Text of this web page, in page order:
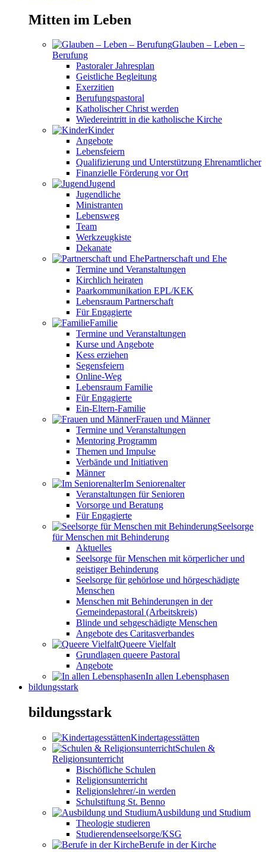
Mitten im Leben
Glauben – Leben –
Berufung
Pastoraler Jahresplan
Geistliche Begleitung
Exerzitien
Berufungspastoral
Katholischer Christ werden
Wiedereintritt in die katholische Kirche
Kinder
Angebote
Lebensfeiern
Qualifizierung und Unterstützung Ehrenamtlicher
Finanzielle Förderung vor Ort
Jugend
Jugendliche
Ministranten
Lebensweg
Team
Werkzeugkiste
Dekanate
Partnerschaft und Ehe
Termine und Veranstaltungen
Kirchlich heiraten
Paarkommunikation EPL/KEK
Lebensraum Partnerschaft
Für Engagierte
Familie
Termine und Veranstaltungen
Kurse und Angebote
Kess erziehen
Segensfeiern
Online-Weg
Lebensraum Familie
Für Engagierte
Ein-Eltern-Familie
Frauen und Männer
Termine und Veranstaltungen
Mentoring Programm
Themen und Impulse
Verbände und Initiativen
Männer
Im Seniorenalter
Veranstaltungen für Senioren
Vorsorge und Beratung
Für Engagierte
Seelsorge
für Menschen mit Behinderung
Aktuelles
Seelsorge für Menschen mit körperlicher und
geistiger Behinderung
Seelsorge für gehörlose und hörgeschädigte
Menschen
Menschen mit Behinderungen in der
Gemeindepastoral (Arbeitskreis)
Blinde und sehgeschädigte Menschen
Angebote des Caritasverbandes
Queere Vielfalt
Grundlagen queere Pastoral
Angebote
In allen Lebensphasen
bildungsstark
bildungsstark
Kindertagesstätten
Schulen &
Religionsunterricht
Bischöfliche Schulen
Religionsunterricht
Religionslehrer/-in werden
Schulstiftung St. Benno
Ausbildung und Studium
Theologie studieren
Studierendenseelsorge/KSG
Berufe in der Kirche